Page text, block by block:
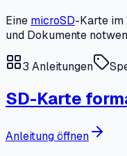
Eine microSD-Karte im
und Dokumente
3 Anleitungen
SD-Karte
Anleitung öffnen